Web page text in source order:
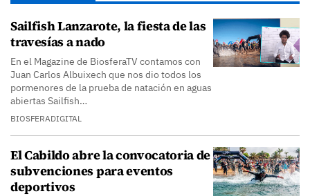
Sailfish Lanzarote, la fiesta de las
travesías a nado
En el Magazine de BiosferaTV contamos con
Juan Carlos Albuixech que nos dio todos los
pormenores de la prueba de natación en aguas
abiertas Sailfish…
BIOSFERADIGITAL
El Cabildo abre la convocatoria de
subvenciones para eventos
deportivos